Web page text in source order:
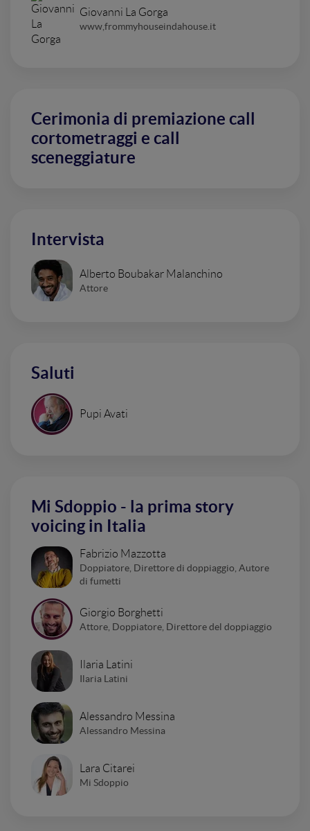
Giovanni La Gorga
www,frommyhouseindahouse.it
Cerimonia di premiazione call
cortometraggi e call
sceneggiature
Intervista
Alberto Boubakar Malanchino
Attore
Saluti
Pupi Avati
Mi Sdoppio - la prima story
voicing in Italia
Fabrizio Mazzotta
Doppiatore, Direttore di doppiaggio, Autore
di fumetti
Giorgio Borghetti
Attore, Doppiatore, Direttore del doppiaggio
Ilaria Latini
Ilaria Latini
Alessandro Messina
Alessandro Messina
Lara Citarei
Mi Sdoppio